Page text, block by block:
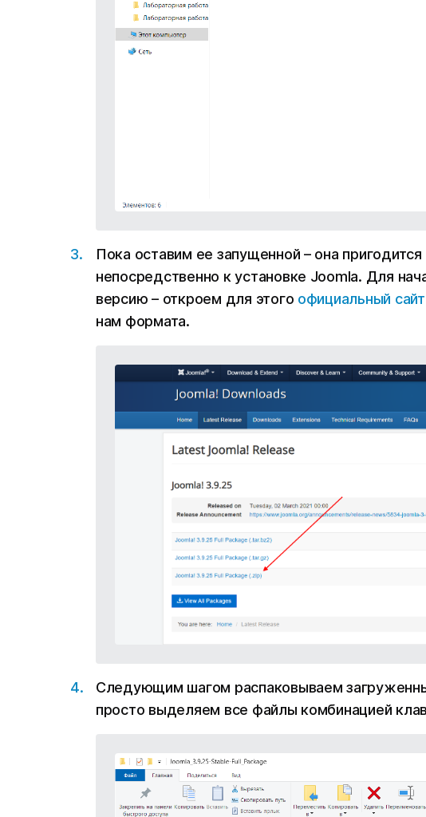
Пока оставим ее запущенной – она
непосредственно к установке Joomla. Для
версию – откроем для этого официальный
нам формата.
Следующим шагом распаковываем
просто выделяем все файлы комбинацией